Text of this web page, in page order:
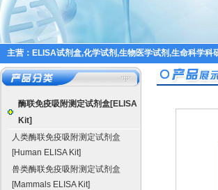
主营：ELISA试剂盒,化学试剂,生物医学试剂,生命科学科
酶联免疫吸附测定试剂盒[ELISA
Kit]
人类酶联免疫吸附测定试剂盒
[Human ELISA Kit]
兽类酶联免疫吸附测定试剂盒
[Mammals ELISA Kit]